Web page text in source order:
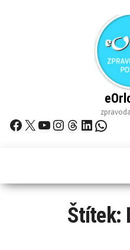
Facebook
X YouTube
Instagram
Threads
LinkedIn
Štítek: